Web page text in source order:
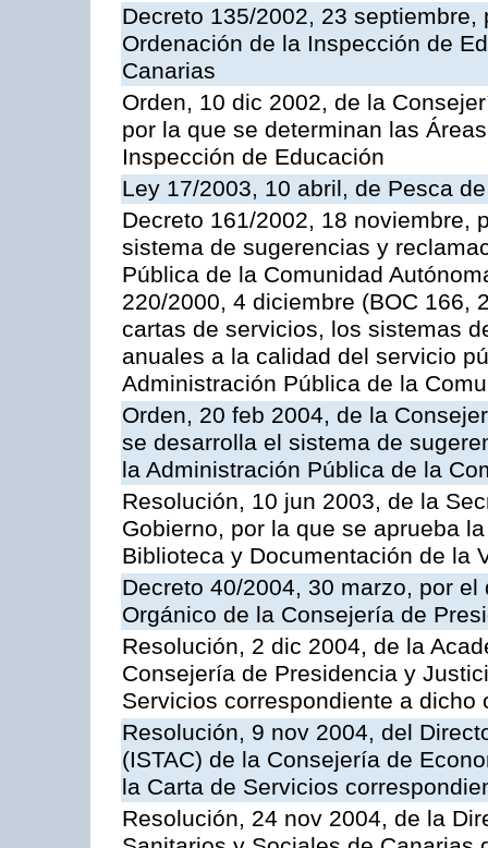
Decreto 135/2002, 23
Ordenación de la Inspección de
Canarias
Orden, 10 dic 2002, de la
por la que se determinan las
Inspección de Educación
Ley 17/2003, 10 abril, de Pesca
Decreto 161/2002, 18 noviembre,
sistema de sugerencias y
Pública de la Comunidad
220/2000, 4 diciembre (BOC 166,
cartas de servicios, los sistemas
anuales a la calidad del servicio
Administración Pública de la
Orden, 20 feb 2004, de la
se desarrolla el sistema de
la Administración Pública de la
Resolución, 10 jun 2003, de la
Gobierno, por la que se aprueba
Biblioteca y Documentación de la
Decreto 40/2004, 30 marzo, por
Orgánico de la Consejería de
Resolución, 2 dic 2004, de la
Consejería de Presidencia y
Servicios correspondiente a dicho
Resolución, 9 nov 2004, del
(ISTAC) de la Consejería de
la Carta de Servicios
Resolución, 24 nov 2004, de la